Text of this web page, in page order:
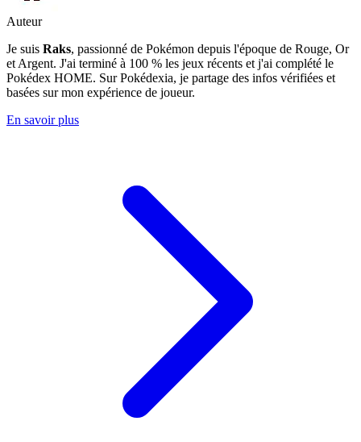
Auteur
Je suis Raks, passionné de Pokémon depuis l'époque de Rouge, Or
et Argent. J'ai terminé à 100 % les jeux récents et j'ai complété le
Pokédex HOME. Sur Pokédexia, je partage des infos vérifiées et
basées sur mon expérience de joueur.
En savoir plus